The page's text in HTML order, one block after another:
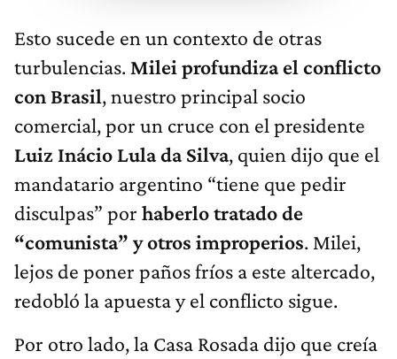
Esto sucede en un contexto de otras
turbulencias. Milei profundiza el conflicto
con Brasil,nuestro principal socio
comercial, por un cruce con el presidente
Luiz Inácio Lula da Silva, quien dijo que el
mandatario argentino “tiene que pedir
disculpas” por haberlo tratado de
“comunista” y otros improperios. Milei,
lejos de poner paños fríos a este altercado,
redobló la apuesta y el conflicto sigue.
Por otro lado, la Casa Rosada dijo que creía